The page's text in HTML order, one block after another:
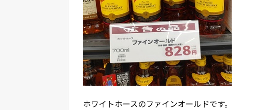
ホワイトホースのファインオールドです。